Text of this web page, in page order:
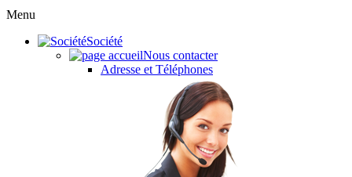
Menu
Société
Nous contacter
Adresse et Téléphones